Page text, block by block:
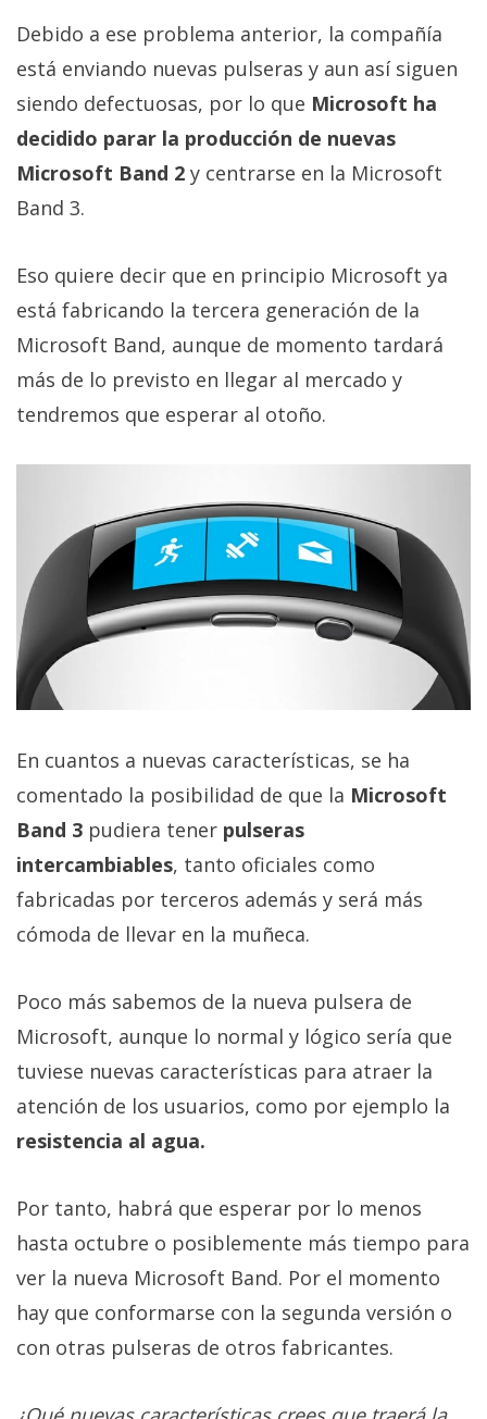
/
Publicidad
/
Cambiar
opciones
de
privacidad
Legal
El medio de
digital donde
encontrarás
todas las
tecnología,
informática,
videojuegos,
comparativas,
trucos y
tutoriales.
El Grupo
Informático
(CC) 2006-
derechos
Debido a ese problema anterior, la compañía
está enviando nuevas pulseras y aun así siguen
siendo defectuosas, por lo que Microsoft ha
decidido parar la producción de nuevas
Microsoft Band 2 y centrarse en la Microsoft
Band 3.
Eso quiere decir que en principio Microsoft ya
está fabricando la tercera generación de la
Microsoft Band, aunque de momento tardará
más de lo previsto en llegar al mercado y
tendremos que esperar al otoño.
En cuantos a nuevas características, se ha
comentado la posibilidad de que la Microsoft
Band 3 pudiera tener pulseras
intercambiables, tanto oficiales como
fabricadas por terceros además y será más
cómoda de llevar en la muñeca.
Poco más sabemos de la nueva pulsera de
Microsoft, aunque lo normal y lógico sería que
tuviese nuevas características para atraer la
atención de los usuarios, como por ejemplo la
resistencia al agua.
Por tanto, habrá que esperar por lo menos
hasta octubre o posiblemente más tiempo para
ver la nueva Microsoft Band. Por el momento
hay que conformarse con la segunda versión o
con otras pulseras de otros fabricantes.